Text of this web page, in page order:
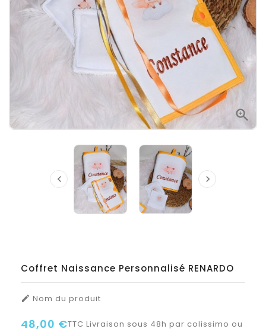

 
Coffret Naissance Personnalisé RENARDO
 Nom du produit
48,00 €TTC Livraison sous 48h par colissimo ou